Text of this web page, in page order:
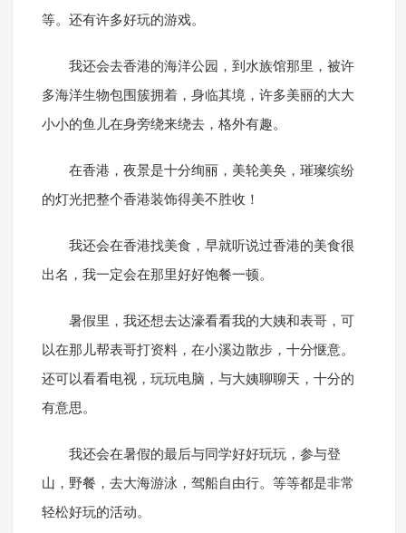
等。还有许多好玩的游戏。
我还会去香港的海洋公园，到水族馆那里，被许
多海洋生物包围簇拥着，身临其境，许多美丽的大大
小小的鱼儿在身旁绕来绕去，格外有趣。
在香港，夜景是十分绚丽，美轮美奂，璀璨缤纷
的灯光把整个香港装饰得美不胜收！
我还会在香港找美食，早就听说过香港的美食很
出名，我一定会在那里好好饱餐一顿。
暑假里，我还想去达濠看看我的大姨和表哥，可
以在那儿帮表哥打资料，在小溪边散步，十分惬意。
还可以看看电视，玩玩电脑，与大姨聊聊天，十分的
有意思。
我还会在暑假的最后与同学好好玩玩，参与登
山，野餐，去大海游泳，驾船自由行。等等都是非常
轻松好玩的活动。